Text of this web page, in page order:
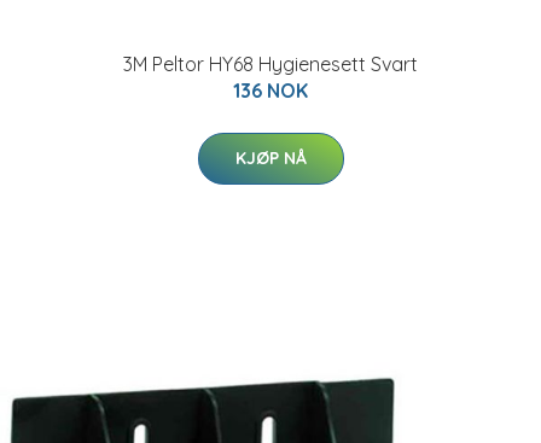
3M Peltor HY68 Hygienesett Svart
136 NOK
KJØP NÅ